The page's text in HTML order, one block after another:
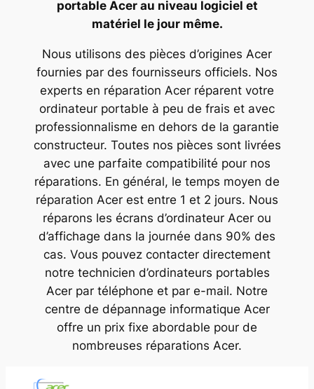
portable Acer au niveau logiciel et
matériel le jour même.
Nous utilisons des pièces d’origines Acer
fournies par des fournisseurs officiels. Nos
experts en réparation Acer réparent votre
ordinateur portable à peu de frais et avec
professionnalisme en dehors de la garantie
constructeur. Toutes nos pièces sont livrées
avec une parfaite compatibilité pour nos
réparations. En général, le temps moyen de
réparation Acer est entre 1 et 2 jours. Nous
réparons les écrans d’ordinateur Acer ou
d’affichage dans la journée dans 90% des
cas. Vous pouvez contacter directement
notre technicien d’ordinateurs portables
Acer par téléphone et par e-mail. Notre
centre de dépannage informatique Acer
offre un prix fixe abordable pour de
nombreuses réparations Acer.